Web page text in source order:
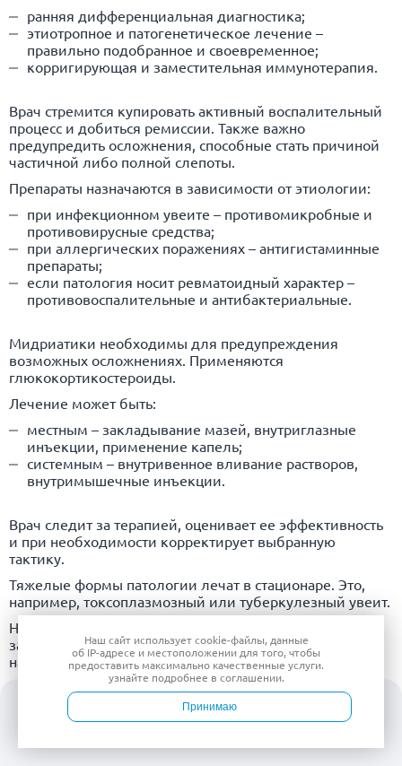
ранняя дифференциальная диагностика;
этиотропное и патогенетическое лечение –
правильно подобранное и своевременное;
корригирующая и заместительная иммунотерапия.
Врач стремится купировать активный воспалительный
процесс и добиться ремиссии. Также важно
предупредить осложнения, способные стать причиной
частичной либо полной слепоты.
Препараты назначаются в зависимости от этиологии:
при инфекционном увеите – противомикробные и
противовирусные средства;
при аллергических поражениях – антигистаминные
препараты;
если патология носит ревматоидный характер –
противовоспалительные и антибактериальные.
Мидриатики необходимы для предупреждения
возможных осложнениях. Применяются
глюкокортикостероиды.
Лечение может быть:
местным – закладывание мазей, внутриглазные
инъекции, применение капель;
системным – внутривенное вливание растворов,
внутримышечные инъекции.
Врач следит за терапией, оценивает ее эффективность
и при необходимости корректирует выбранную
тактику.
Тяжелые формы патологии лечат в стационаре. Это,
например, токсоплазмозный или туберкулезный увеит.
Нередко офтальмолог не может справиться с
заболеванием в одиночку. Он привлекает коллег,
например:
лор-врача – его помощь нужна, чтобы исключить у
пациента тонзиллит или острый процесс в
околоносовых пазухах;
Наш сайт используетcookie-файлы, данные
об IP-адресе и местоположении для того, чтобы
предоставить максимально качественные услуги.
узнайте подробнее в соглашении.
Принимаю